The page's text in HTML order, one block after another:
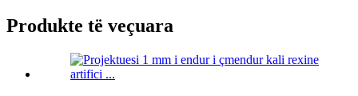
Produkte të veçuara